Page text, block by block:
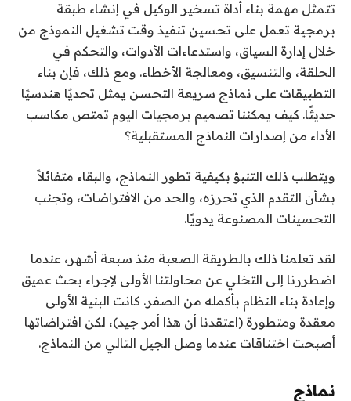
تتمثل مهمة بناء أداة تسخير الوكيل في إنشاء طبقة
برمجية تعمل على تحسين تنفيذ وقت تشغيل النموذج من
خلال إدارة السياق، واستدعاءات الأدوات، والتحكم في
الحلقة، والتنسيق، ومعالجة الأخطاء. ومع ذلك، فإن بناء
التطبيقات على نماذج سريعة التحسن يمثل تحديًا هندسيًا
حديثًا. كيف يمكننا تصميم برمجيات اليوم تمتص مكاسب
الأداء من إصدارات النماذج المستقبلية؟
ويتطلب ذلك التنبؤ بكيفية تطور النماذج، والبقاء متفائلاً
بشأن التقدم الذي تحرزه، والحد من الافتراضات، وتجنب
التحسينات المصنوعة يدويًا.
لقد تعلمنا ذلك بالطريقة الصعبة منذ سبعة أشهر، عندما
اضطررنا إلى التخلي عن محاولتنا الأولى لإجراء بحث عميق
وإعادة بناء النظام بأكمله من الصفر. كانت البنية الأولى
معقدة ومتطورة (اعتقدنا أن هذا أمر جيد)، لكن افتراضاتها
أصبحت اختناقات عندما وصل الجيل التالي من النماذج.
نماذج